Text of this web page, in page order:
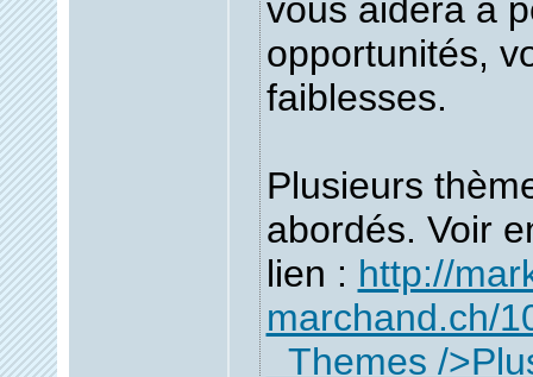
vous aidera a
opportunités,
faiblesses.
Plusieurs
abordés. Voir
lien : http://
marchand.ch/
_Themes />